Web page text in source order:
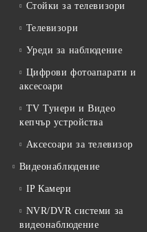
Стойки за телевизори
Телевизори
Уреди за наблюдение
Цифрови фотоапарати и
аксесоари
TV Тунери и Видео
кепчър устройства
Аксесоари за телевизор
Видеонаблюдение
IP Камери
NVR/DVR системи за
видеонаблюдение